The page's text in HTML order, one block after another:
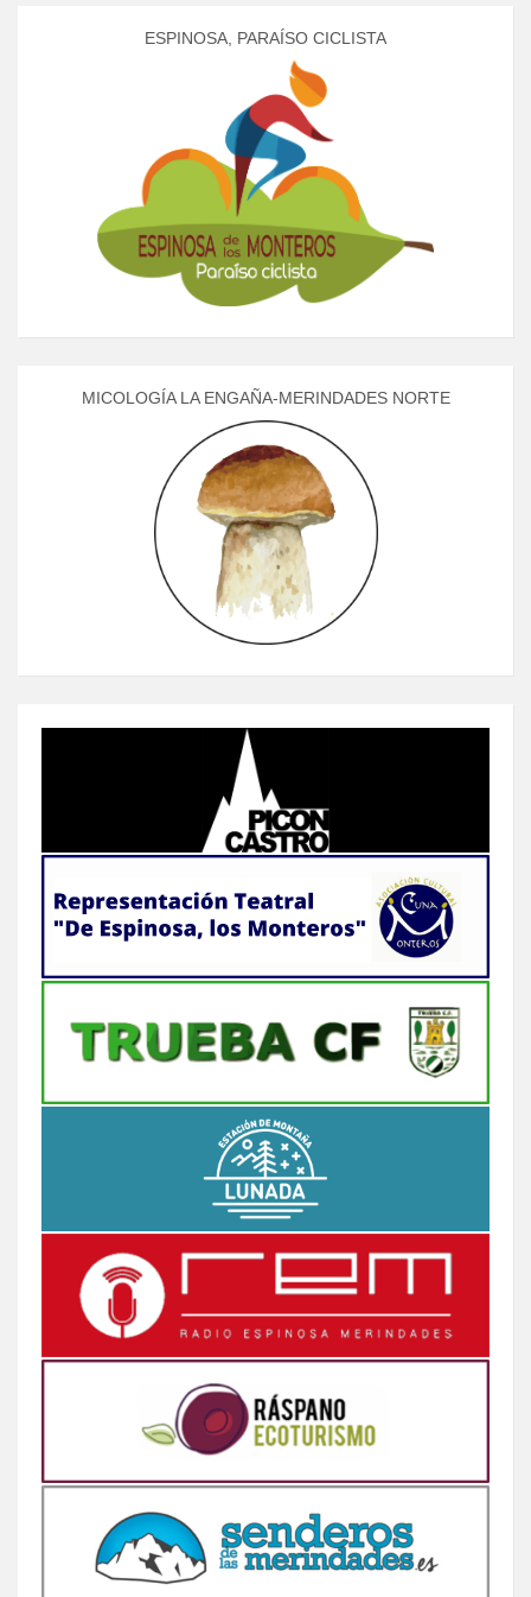
ESPINOSA, PARAÍSO CICLISTA
MICOLOGÍA LA ENGAÑA-MERINDADES NORTE